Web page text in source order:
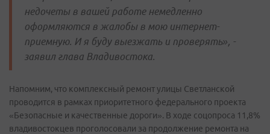
недочеты в вашей работе немедленно
оформляются в жалобы в мою интернет-
приемную. И я буду выезжать и проверять», -
заявил глава Владивостока.
Напомним, что комплексный ремонт улицы Светланской
проводится в рамках приоритетного федерального проекта
«Безопасные и качественные дороги». В ходе соцопроса 11,8%
владивостокцев проголосовали за продолжение ремонта на